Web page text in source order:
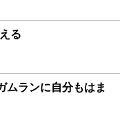
る
ムランに自分もはま